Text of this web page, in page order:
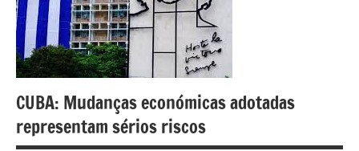
CUBA: Mudanças económicas adotadas
representam sérios riscos